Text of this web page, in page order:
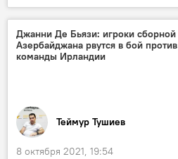
Евросоюз
Великобритания
Джанни Де Бьязи: игроки сборной
Азербайджана рвутся в бой против
команды Ирландии
Теймур Тушиев
8 октября 2021, 19:54